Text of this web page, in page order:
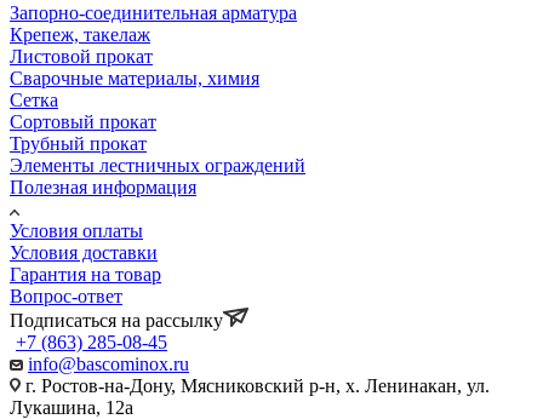
Запорно-соединительная арматура
Крепеж, такелаж
Листовой прокат
Сварочные материалы, химия
Сетка
Сортовый прокат
Трубный прокат
Элементы лестничных ограждений
Полезная информация
Условия оплаты
Условия доставки
Гарантия на товар
Вопрос-ответ
Подписаться на рассылку
+7 (863) 285-08-45
info@bascominox.ru
г. Ростов-на-Дону, Мясниковский р-н, х. Ленинакан, ул.
Лукашина, 12а